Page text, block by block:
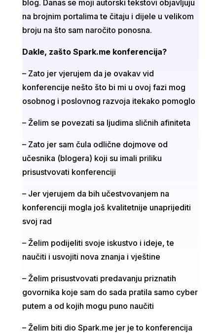
blog. Danas se moji autorski tekstovi objavljuju
na brojnim portalima te čitaju i dijele u velikom
broju na što sam naročito ponosna.
Dakle, zašto Spark.me konferencija?
– Zato jer vjerujem da je ovakav vid
konferencije nešto što bi mi u ovoj fazi mog
osobnog i poslovnog razvoja itekako pomoglo
– Želim se povezati sa ljudima sličnih afiniteta
– Zato jer sam čula odlične dojmove od
učesnika (blogera) koji su imali priliku
prisustvovati konferenciji
– Jer vjerujem da bih učestvovanjem na
konferenciji mogla još kvalitetnije unaprijediti
svoj rad
– Želim podijeliti svoje iskustvo i ideje, te
naučiti i usvojiti nova znanja i vještine
– Želim prisustvovati predavanju priznatih
govornika koje sam do sada pratila samo cyber
putem a od kojih mogu puno naučiti
– Želim biti dio Spark.me jer je to konferencija